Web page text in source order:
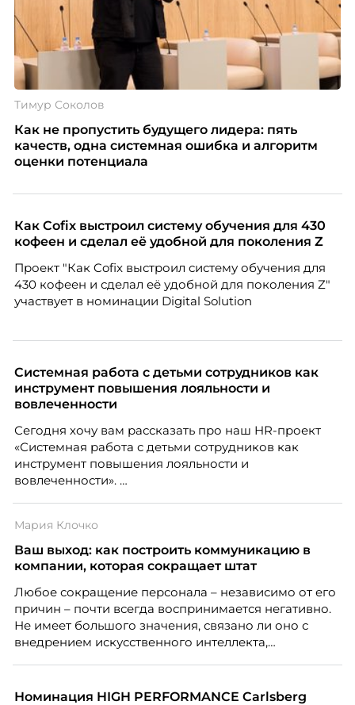
Тимур Соколов
Как не пропустить будущего лидера: пять
качеств, одна системная ошибка и алгоритм
оценки потенциала
Как Cofix выстроил систему обучения для 430
кофеен и сделал её удобной для поколения Z
Проект "Как Cofix выстроил систему обучения для
430 кофеен и сделал её удобной для поколения Z"
участвует в номинации Digital Solution
Системная работа с детьми сотрудников как
инструмент повышения лояльности и
вовлеченности
Сегодня хочу вам рассказать про наш HR-проект
«Системная работа с детьми сотрудников как
инструмент повышения лояльности и
вовлеченности».
Мария Клочко
Ваш выход: как построить коммуникацию в
компании, которая сокращает штат
Любое сокращение персонала – независимо от его
причин – почти всегда воспринимается негативно.
Не имеет большого значения, связано ли оно с
внедрением искусственного интеллекта,
структуры компании. Для сотрудников сокращения
Номинация HIGH PERFORMANCE Carlsberg